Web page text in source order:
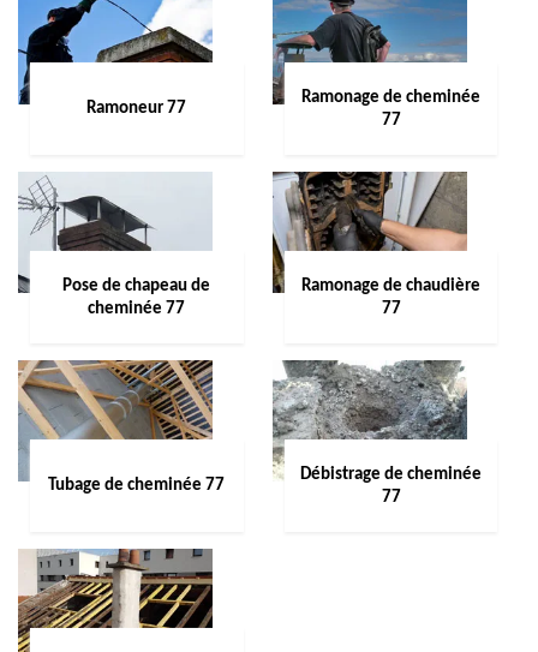
Ramoneur 77
Ramonage de cheminée
77
Pose de chapeau de
cheminée 77
Ramonage de chaudière
77
Tubage de cheminée 77
Débistrage de cheminée
77